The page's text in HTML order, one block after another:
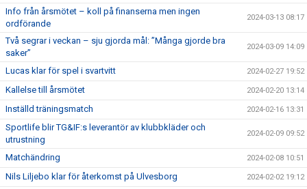
Info från årsmötet – koll på finanserna men ingen
ordförande
2024-03-13 08:17
Två segrar i veckan – sju gjorda mål: ”Många gjorde bra
saker”
2024-03-09 14:09
Lucas klar för spel i svartvitt 2024-02-27 19:52
Kallelse till årsmötet 2024-02-20 13:14
Inställd träningsmatch 2024-02-16 13:31
Sportlife blir TG&IF:s leverantör av klubbkläder och
utrustning
2024-02-09 09:52
Matchändring 2024-02-08 10:51
Nils Liljebo klar för återkomst på Ulvesborg 2024-02-02 19:12